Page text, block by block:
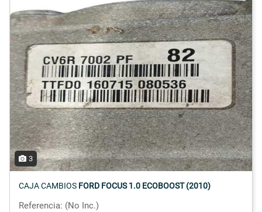
3
CAJA CAMBIOS FORD FOCUS 1.0 ECOBOOST (2010)
Referencia: (No Inc.)